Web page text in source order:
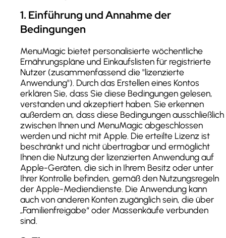
1. Einführung und Annahme der
Bedingungen
MenuMagic bietet personalisierte wöchentliche
Ernährungspläne und Einkaufslisten für registrierte
Nutzer (zusammenfassend die "lizenzierte
Anwendung"). Durch das Erstellen eines Kontos
erklären Sie, dass Sie diese Bedingungen gelesen,
verstanden und akzeptiert haben. Sie erkennen
außerdem an, dass diese Bedingungen ausschließlich
zwischen Ihnen und MenuMagic abgeschlossen
werden und nicht mit Apple. Die erteilte Lizenz ist
beschränkt und nicht übertragbar und ermöglicht
Ihnen die Nutzung der lizenzierten Anwendung auf
Apple-Geräten, die sich in Ihrem Besitz oder unter
Ihrer Kontrolle befinden, gemäß den Nutzungsregeln
der Apple-Mediendienste. Die Anwendung kann
auch von anderen Konten zugänglich sein, die über
„Familienfreigabe“ oder Massenkäufe verbunden
sind.